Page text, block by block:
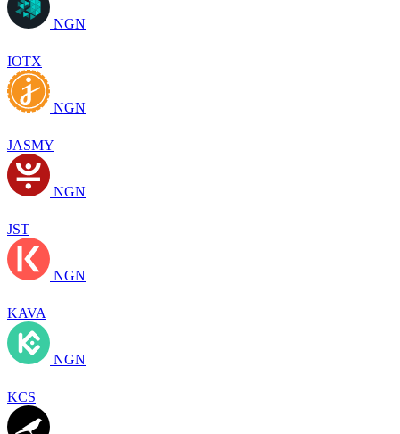
NGN
IOTX
NGN
JASMY
NGN
JST
NGN
KAVA
NGN
KCS